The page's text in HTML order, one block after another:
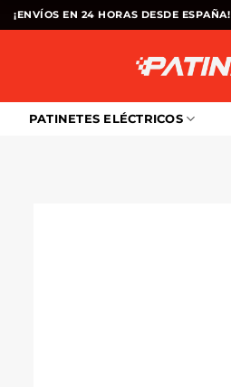
Saltar
al
¡ENVÍOS EN 24 HORAS DESDE ESPAÑA!
PATINETES ELÉCTRICOS